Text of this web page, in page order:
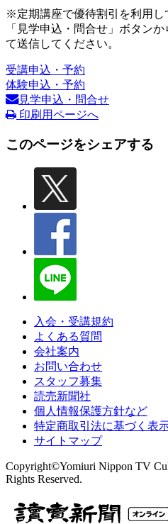
※定期講座で優待割引を利用し
「見学申込・問合せ」ボタン
て送信してください。
受講申込・予約
体験申込・予約
見学申込・問合せ
印刷用ページへ
このページをシェアする
入会・受講規約
よくある質問
会社案内
お問い合わせ
スタッフ募集
読売新聞社
個人情報保護方針など
特定商取引法に基づく表
サイトマップ
Copyright©Yomiuri Nippon TV
Rights Reserved.